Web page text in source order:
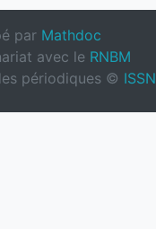
par Mathdoc
avec le RNBM
périodiques © ISSN